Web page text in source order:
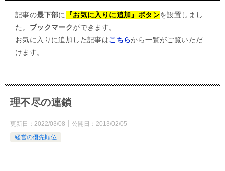
記事の最下部に 『お気に入りに追加』ボタンを設置しまし
た。 ブックマークができます。
お気に入りに追加した記事はこちらから一覧がご覧いただ
けます。
理不尽の連鎖
更新日： 2022/03/08 公開日： 2013/02/05
経営の優先順位